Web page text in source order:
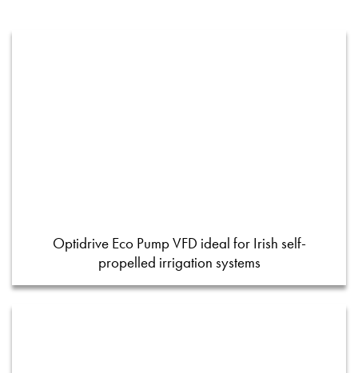
Optidrive Eco Pump VFD ideal for Irish self-
propelled irrigation systems